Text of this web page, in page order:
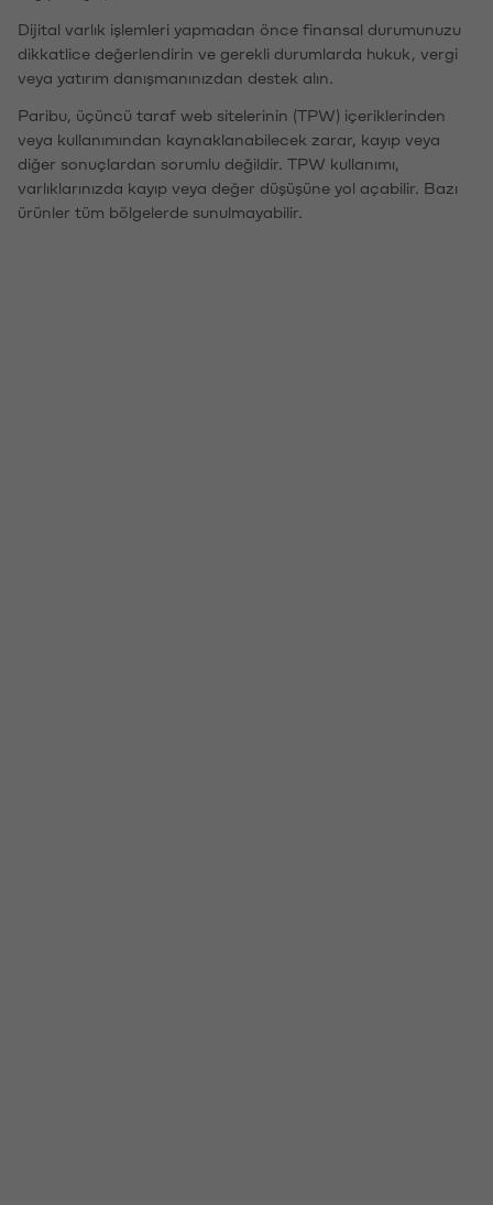
Dijital varlık işlemleri yapmadan önce finansal durumunuzu
dikkatlice değerlendirin ve gerekli durumlarda hukuk, vergi
veya yatırım danışmanınızdan destek alın.
Paribu, üçüncü taraf web sitelerinin (TPW) içeriklerinden
veya kullanımından kaynaklanabilecek zarar, kayıp veya
diğer sonuçlardan sorumlu değildir. TPW kullanımı,
varlıklarınızda kayıp veya değer düşüşüne yol açabilir. Bazı
ürünler tüm bölgelerde sunulmayabilir.